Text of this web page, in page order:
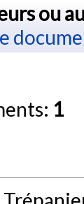
ou
1